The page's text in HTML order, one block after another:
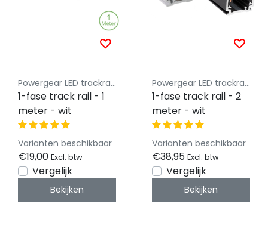
Powergear LED trackrail 1 fase
1-fase track rail - 1
meter - wit
Varianten beschikbaar
€19,00 Excl. btw
Vergelijk
Bekijken
Powergear LED trackrail 1 fase
1-fase track rail - 2
meter - wit
Varianten beschikbaar
€38,95 Excl. btw
Vergelijk
Bekijken